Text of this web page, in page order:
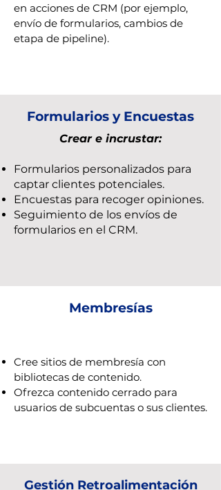
en acciones de CRM (por ejemplo,
envío de formularios, cambios de
etapa de pipeline).
Formularios y Encuestas
Crear e incrustar:
Formularios personalizados para
captar clientes potenciales.
Encuestas para recoger opiniones.
Seguimiento de los envíos de
formularios en el CRM.
Membresías
Cree sitios de membresía con
bibliotecas de contenido.
Ofrezca contenido cerrado para
usuarios de subcuentas o sus clientes.
Gestión Retroalimentación